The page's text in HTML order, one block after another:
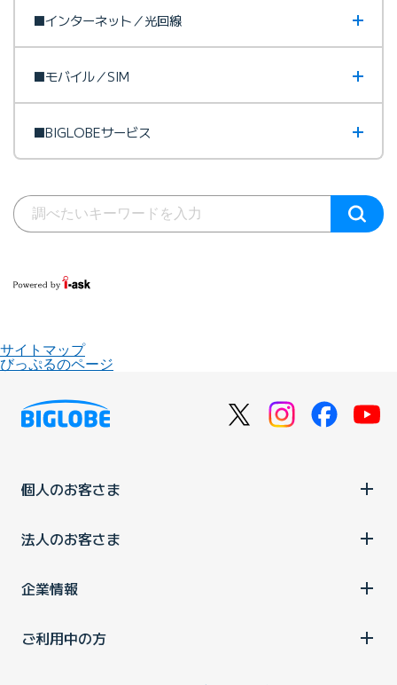
■インターネット／光回線
■モバイル／SIM
■BIGLOBEサービス
サイトマップ
びっぷるのページ
個人のお客さま
法人のお客さま
企業情報
ご利用中の方